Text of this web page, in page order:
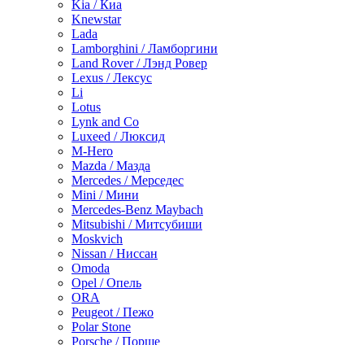
Kia / Киа
Knewstar
Lada
Lamborghini / Ламборгини
Land Rover / Лэнд Ровер
Lexus / Лексус
Li
Lotus
Lynk and Co
Luxeed / Люксид
M-Hero
Mazda / Мазда
Mercedes / Мерседес
Mini / Мини
Mercedes-Benz Maybach
Mitsubishi / Митсубиши
Moskvich
Nissan / Ниссан
Omoda
Opel / Опель
ORA
Peugeot / Пежо
Polar Stone
Porsche / Порше